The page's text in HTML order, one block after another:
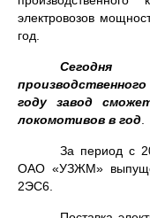
электровозов
год.
Сегодня
году завод
локомотивов в год
За период с
ОАО «УЗЖМ»
2ЭС6.